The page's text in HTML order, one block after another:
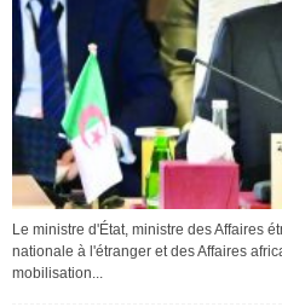
Le ministre d'État, ministre des Affaires
nationale à l'étranger et des Affaires
mobilisation...